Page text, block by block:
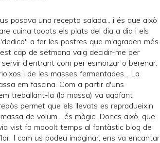
posava una recepta salada... i és que això
cuina tooots els plats del dia a dia i els
a fer les postres que m'agraden més.
cap de setmana vaig decidir-me per
d'entrant com per esmorzar o berenar.
i de les masses fermentades... La
em fascina. Com a partir d'uns
treballant-la (la massa) va agafant
permet que els llevats es reprodueixin
de volum... és màgic. Doncs això, que
vist fa mooolt temps al fantàstic blog de
. I com us podeu imaginar, ens va encantar